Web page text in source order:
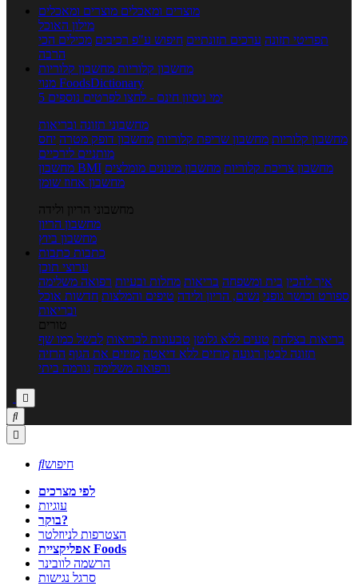
מוצרים ומאכלים מוצרים ומאכלים
מילון האוכל
תפריטי תזונה ערכים תזונתיים חיפוש ע"פ רכיבים מכילים הכי
הרבה
מחשבון קלוריות מחשבון קלוריות
מנוי FoodsDictionary
5 ימי ניסיון חינם - לחצו לפרטים נוספים
מחשבוני תזונה ובריאות
מחשבון קלוריות מחשבון שריפת קלוריות מחשבון דופק מטרה יחס
מותניים לירכיים
מחשבון BMI
מחשבון צריכת קלוריות מחשבון מינונים מומלצים
מחשבון אחוז שומן
מחשבוני הריון ולידה
מחשבון הריון
מחשבון ביוץ
כתבות כתבות
ערוצי תוכן
איך להכין בית ומשפחה בריאות מחלות ובעיות רפואה משלימה
ספורט וכושר גופני נשים, הריון ולידה טיפים והמלצות חדשות אוכל
ובריאות
טורים
בריאות בצלחת טעים ללא גלוטן טבעונות לבריאות לבשל כמו שף
תזונה לבטן רגועה מרזים ללא דיאטה מזיזים את הגוף הרזיה
ורפואה משלימה גורמה ביתי



חיפוש
לפי מצרכים
עוגיות
בוקר?
הצטרפות לניוזלטר
אפליקציית Foods
הרשמה לוובינר
סרגל נגישות